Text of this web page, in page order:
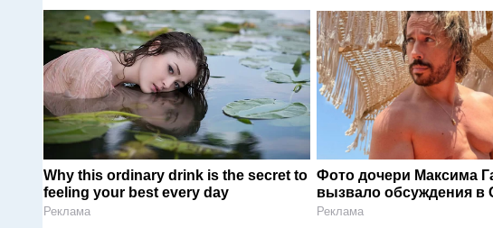
Why this ordinary drink is the secret to
feeling your best every day
Реклама
Фото дочери Максима
вызвало обсуждения в
Реклама